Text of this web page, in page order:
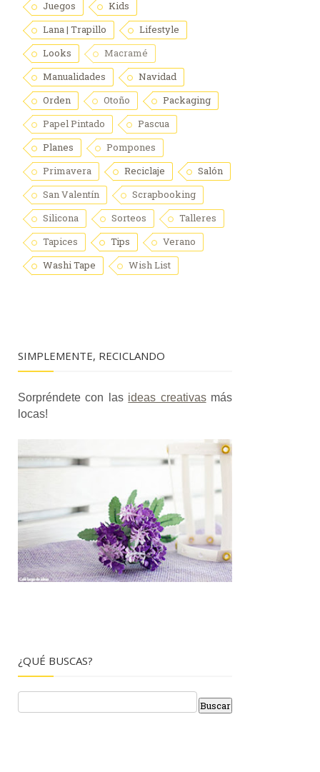
Juegos
Kids
Lana | Trapillo
Lifestyle
Looks
Macramé
Manualidades
Navidad
Orden
Otoño
Packaging
Papel Pintado
Pascua
Planes
Pompones
Primavera
Reciclaje
Salón
San Valentín
Scrapbooking
Silicona
Sorteos
Talleres
Tapices
Tips
Verano
Washi Tape
Wish List
SIMPLEMENTE, RECICLANDO
Sorpréndete con las ideas creativasmás
locas!
¿QUÉ BUSCAS?